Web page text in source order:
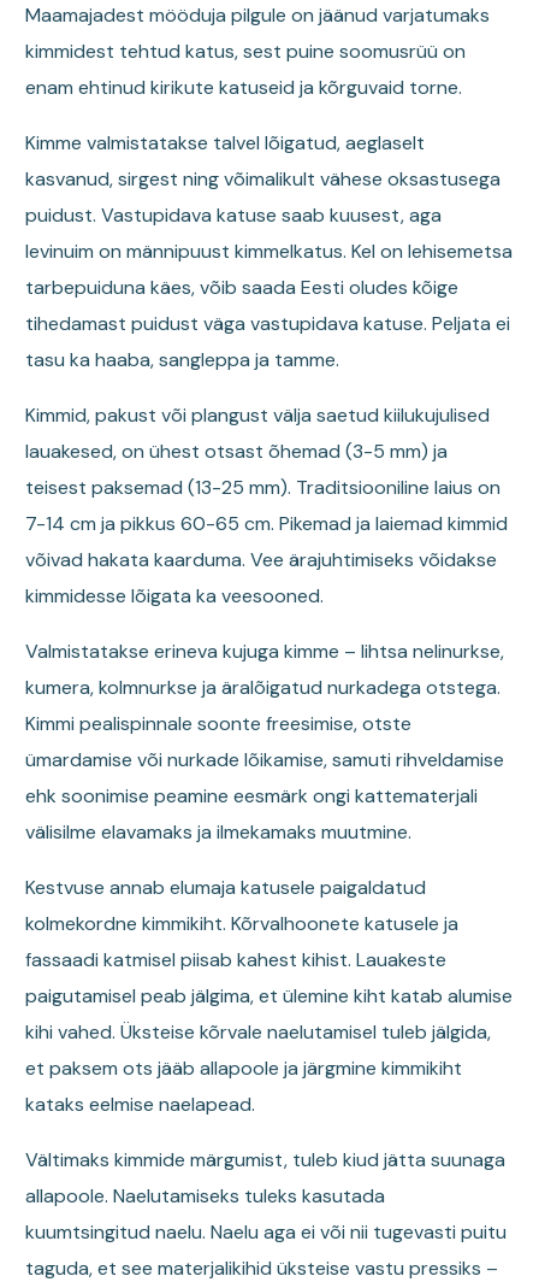
Maamajadest mööduja pilgule on jäänud varjatumaks
kimmidest tehtud katus, sest puine soomusrüü on
enam ehtinud kirikute katuseid ja kõrguvaid torne.
Kimme valmistatakse talvel lõigatud, aeglaselt
kasvanud, sirgest ning võimalikult vähese oksastusega
puidust. Vastupidava katuse saab kuusest, aga
levinuim on männipuust kimmelkatus. Kel on lehisemetsa
tarbepuiduna käes, võib saada Eesti oludes kõige
tihedamast puidust väga vastupidava katuse. Peljata ei
tasu ka haaba, sangleppa ja tamme.
Kimmid, pakust või plangust välja saetud kiilukujulised
lauakesed, on ühest otsast õhemad (3-5 mm) ja
teisest paksemad (13-25 mm). Traditsiooniline laius on
7-14 cm ja pikkus 60-65 cm. Pikemad ja laiemad kimmid
võivad hakata kaarduma. Vee ärajuhtimiseks võidakse
kimmidesse lõigata ka veesooned.
Valmistatakse erineva kujuga kimme – lihtsa nelinurkse,
kumera, kolmnurkse ja äralõigatud nurkadega otstega.
Kimmi pealispinnale soonte freesimise, otste
ümardamise või nurkade lõikamise, samuti rihveldamise
ehk soonimise peamine eesmärk ongi kattematerjali
välisilme elavamaks ja ilmekamaks muutmine.
Kestvuse annab elumaja katusele paigaldatud
kolmekordne kimmikiht. Kõrvalhoonete katusele ja
fassaadi katmisel piisab kahest kihist. Lauakeste
paigutamisel peab jälgima, et ülemine kiht katab alumise
kihi vahed. Üksteise kõrvale naelutamisel tuleb jälgida,
et paksem ots jääb allapoole ja järgmine kimmikiht
kataks eelmise naelapead.
Vältimaks kimmide märgumist, tuleb kiud jätta suunaga
allapoole. Naelutamiseks tuleks kasutada
kuumtsingitud naelu. Naelu aga ei või nii tugevasti puitu
taguda, et see materjalikihid üksteise vastu pressiks –